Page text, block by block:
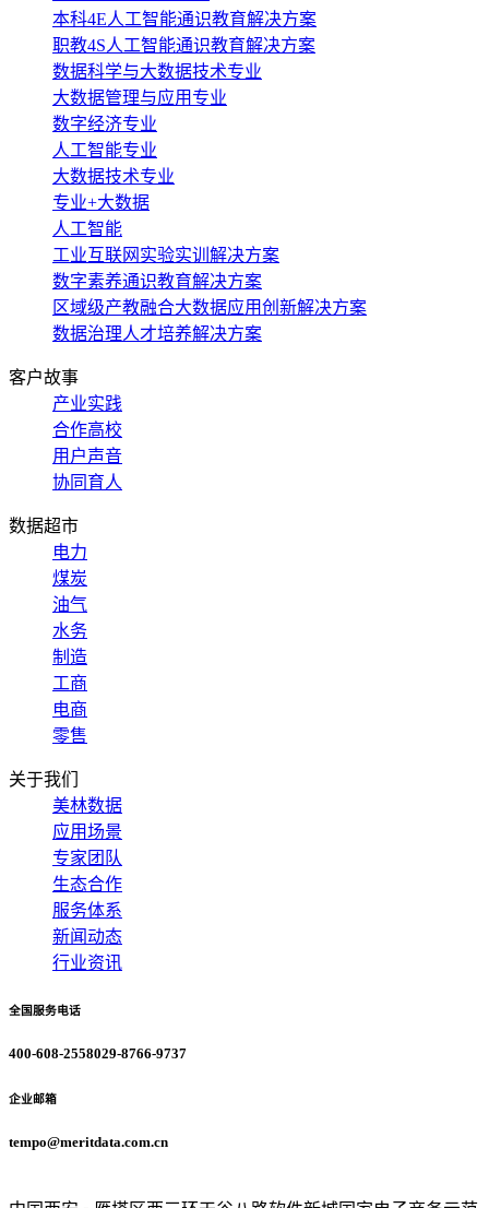
本科4E人工智能通识教育解决方案
职教4S人工智能通识教育解决方案
数据科学与大数据技术专业
大数据管理与应用专业
数字经济专业
人工智能专业
大数据技术专业
专业+大数据
人工智能
工业互联网实验实训解决方案
数字素养通识教育解决方案
区域级产教融合大数据应用创新解决方案
数据治理人才培养解决方案
客户故事
产业实践
合作高校
用户声音
协同育人
数据超市
电力
煤炭
油气
水务
制造
工商
电商
零售
关于我们
美林数据
应用场景
专家团队
生态合作
服务体系
新闻动态
行业资讯
全国服务电话
400-608-2558029-8766-9737
企业邮箱
tempo@meritdata.com.cn